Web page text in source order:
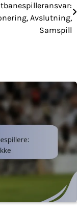
Avslutning,
Samspill